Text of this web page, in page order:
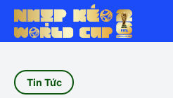
Tin Tức